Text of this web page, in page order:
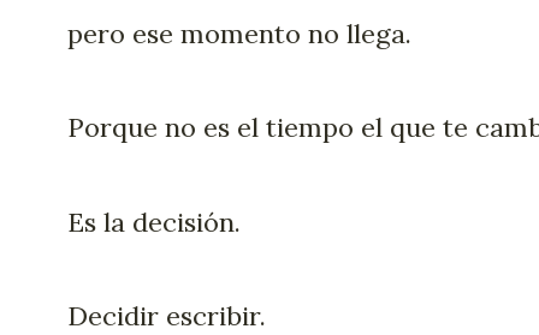
pero ese momento no llega.
Porque no es el tiempo el que te
Es la decisión.
Decidir escribir.